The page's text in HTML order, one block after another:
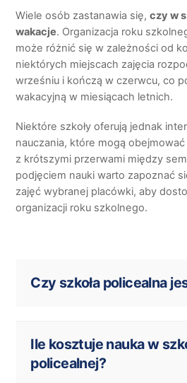
Wiele osób zastanawia się,czy w
wakacje. Organizacja roku
może różnić się w zależności od
niektórych miejscach zajęcia
wrześniu i kończą w czerwcu, co
wakacyjną w miesiącach letnich.
Niektóre szkoły oferują jednak
nauczania, które mogą obejmować
z krótszymi przerwami między
podjęciem nauki warto zapoznać
zajęć wybranej placówki, aby
organizacji roku szkolnego.
Czy szkoła policealna
bezpłatna, natomiast prywatne
pobierać opłaty za czesne.
Ile kosztuje nauka w
policealnej?